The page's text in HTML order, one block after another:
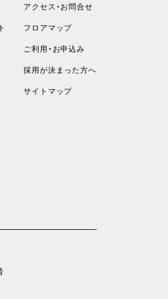
アクセス・お問合せ
フロアマップ
ご利用・お申込み
採用が決まった方へ
サイトマップ